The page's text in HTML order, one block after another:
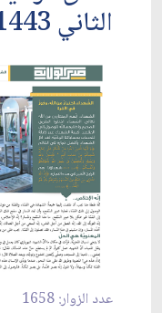
الثاني 1443 هـ
عدد الزوار: 1658